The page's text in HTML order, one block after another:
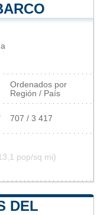
Ordenados por
Región / País
707 / 3 417
pop/sq mi)
DEL